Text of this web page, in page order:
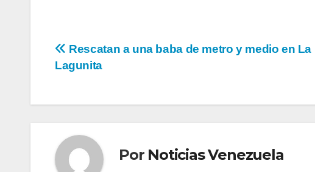
Navegación
de
entradas
Rescatan a una baba de metro y medio en La
Lagunita
Por Noticias Venezuela